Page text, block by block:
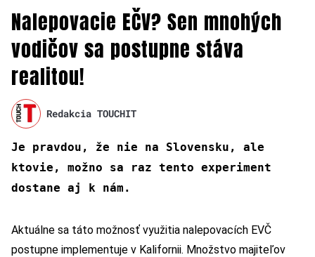
Nalepovacie EČV? Sen mnohých
vodičov sa postupne stáva
realitou!
Redakcia TOUCHIT
Je pravdou, že nie na Slovensku, ale
ktovie, možno sa raz tento experiment
dostane aj k nám.
Aktuálne sa táto možnosť využitia nalepovacích EVČ
postupne implementuje v Kalifornii. Množstvo majiteľov